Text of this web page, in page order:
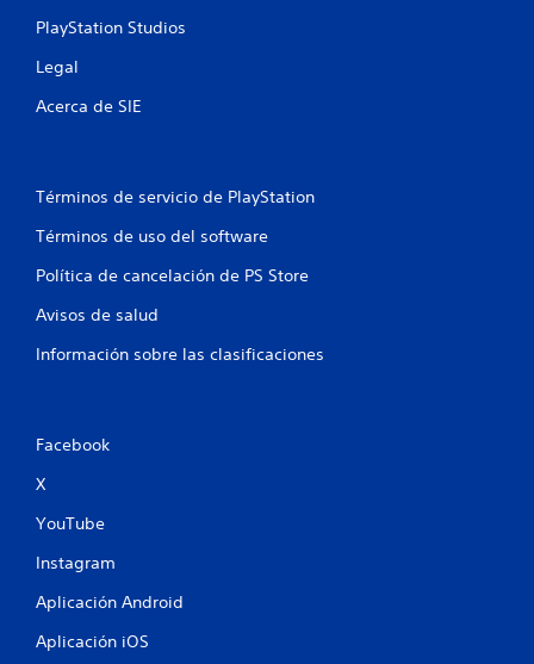
PlayStation Studios
Legal
Acerca de SIE
Términos de servicio de PlayStation
Términos de uso del software
Política de cancelación de PS Store
Avisos de salud
Información sobre las clasificaciones
Facebook
X
YouTube
Instagram
Aplicación Android
Aplicación iOS